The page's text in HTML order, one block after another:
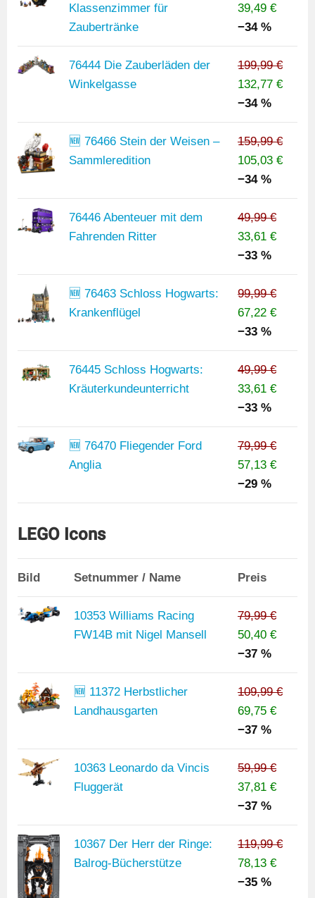
Klassenzimmer für
Zaubertränke
39,49 €
−34 %
76444 Die Zauberläden der
Winkelgasse
199,99 €
132,77 €
−34 %
🆕 76466 Stein der Weisen –
Sammleredition
159,99 €
105,03 €
−34 %
76446 Abenteuer mit dem
Fahrenden Ritter
49,99 €
33,61 €
−33 %
🆕 76463 Schloss Hogwarts:
Krankenflügel
99,99 €
67,22 €
−33 %
76445 Schloss Hogwarts:
Kräuterkundeunterricht
49,99 €
33,61 €
−33 %
🆕 76470 Fliegender Ford
Anglia
79,99 €
57,13 €
−29 %
LEGO Icons
Bild Setnummer / Name Preis
10353 Williams Racing
FW14B mit Nigel Mansell
79,99 €
50,40 €
−37 %
🆕 11372 Herbstlicher
Landhausgarten
109,99 €
69,75 €
−37 %
10363 Leonardo da Vincis
Fluggerät
59,99 €
37,81 €
−37 %
10367 Der Herr der Ringe:
Balrog-Bücherstütze
119,99 €
78,13 €
−35 %